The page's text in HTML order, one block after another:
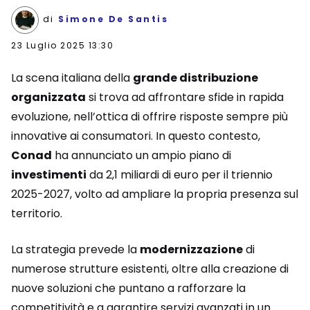
di Simone De Santis
23 Luglio 2025 13:30
La scena italiana della grande distribuzione
organizzata si trova ad affrontare sfide in rapida
evoluzione, nell’ottica di offrire risposte sempre più
innovative ai consumatori. In questo contesto,
Conad ha annunciato un ampio piano di
investimenti da 2,1 miliardi di euro per il triennio
2025-2027, volto ad ampliare la propria presenza sul
territorio.
La strategia prevede la modernizzazionedi
numerose strutture esistenti, oltre alla creazione di
nuove soluzioni che puntano a rafforzare la